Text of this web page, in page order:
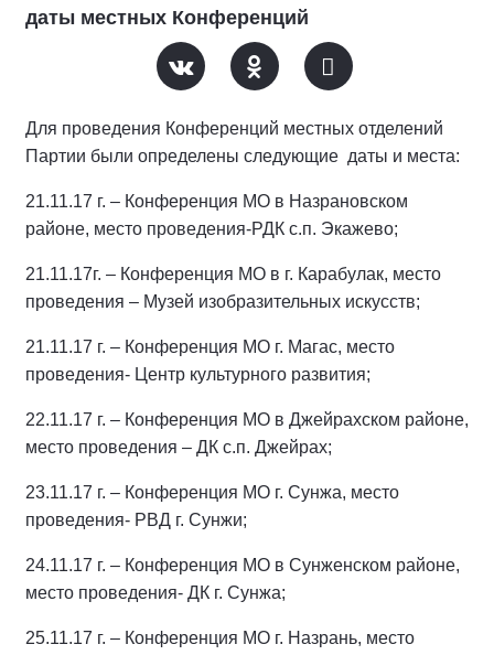
даты местных Конференций
Для проведения Конференций местных отделений
Партии были определены следующие даты и места:
21.11.17 г. – Конференция МО в Назрановском
районе, место проведения-РДК с.п. Экажево;
21.11.17г. – Конференция МО в г. Карабулак, место
проведения – Музей изобразительных искусств;
21.11.17 г. – Конференция МО г. Магас, место
проведения- Центр культурного развития;
22.11.17 г. – Конференция МО в Джейрахском районе,
место проведения – ДК с.п. Джейрах;
23.11.17 г. – Конференция МО г. Сунжа, место
проведения- РВД г. Сунжи;
24.11.17 г. – Конференция МО в Сунженском районе,
место проведения- ДК г. Сунжа;
25.11.17 г. – Конференция МО г. Назрань, место